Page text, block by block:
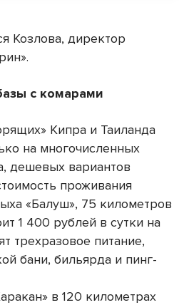
Козлова, директор
с комарами
Кипра и Таиланда
на многочисленных
дешевых вариантов
проживания
«Балуш», 75 километров
1 400 рублей в сутки на
трехразовое питание,
бани, бильярда и пинг-
в 120 километрах